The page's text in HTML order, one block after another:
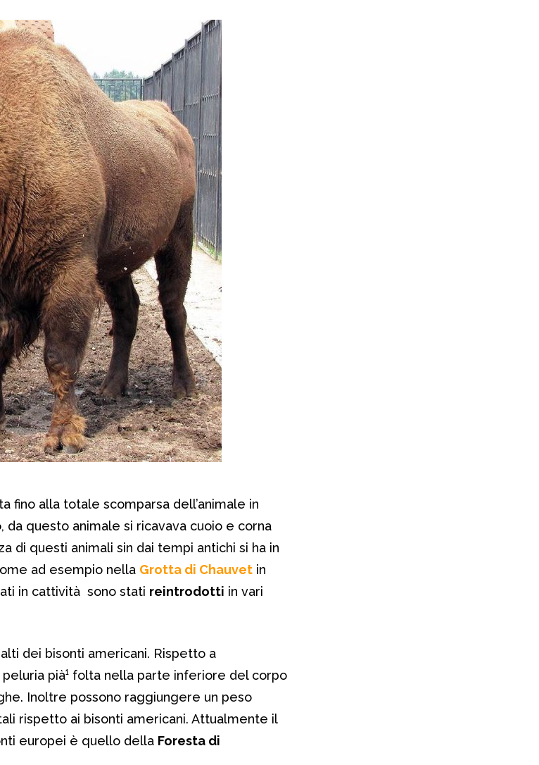
fino alla totale scomparsa dell’animale in
questo animale si ricavava cuoio e corna
di questi animali sin dai tempi antichi si ha in
ad esempio nella Grotta di Chauvet in
in cattività sono stati reintrodotti in vari
dei bisonti americani. Rispetto a
peluria pià¹ folta nella parte inferiore del corpo
Inoltre possono raggiungere un peso
rispetto ai bisonti americani. Attualmente il
europei è quello della Foresta di